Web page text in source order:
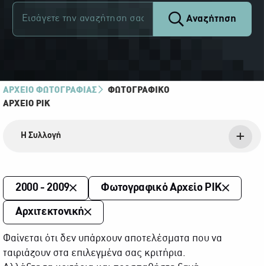
Αναζήτηση
ΑΡΧΕΙΟ ΦΩΤΟΓΡΑΦΙΑΣ
ΦΩΤΟΓΡΑΦΙΚΌ
ΑΡΧΕΊΟ ΡΙΚ
Η Συλλογή
2000 - 2009 Φωτογραφικό Αρχείο ΡΙΚ
Αρχιτεκτονική
Φαίνεται ότι δεν υπάρχουν αποτελέσματα που να
ταιριάζουν στα επιλεγμένα σας κριτήρια.